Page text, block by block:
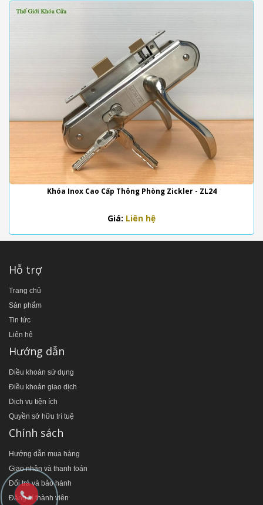
Khóa Inox Cao Cấp Thông Phòng Zickler - ZL24
Giá: Liên hệ
Hỗ trợ
Trang chủ
Sản phẩm
Tin tức
Liên hệ
Hướng dẫn
Điều khoản sử dụng
Điều khoản giao dịch
Dịch vụ tiện ích
Quyền sở hữu trí tuệ
Chính sách
Hướng dẫn mua hàng
Giao nhận và thanh toán
Đổi trả và bảo hành
Đăng kí thành viên